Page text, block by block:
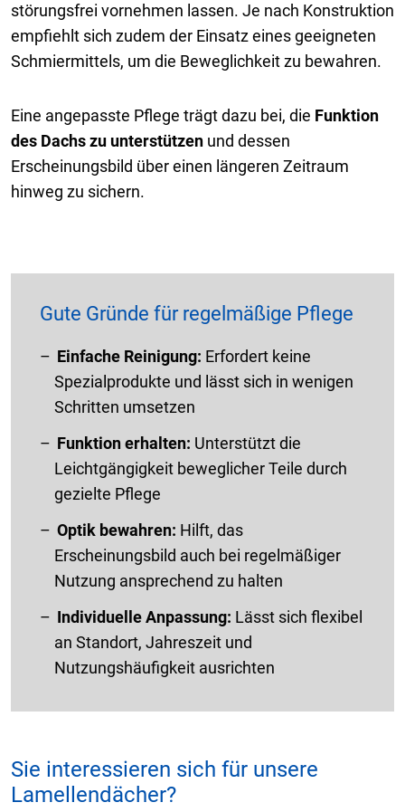
störungsfrei vornehmen lassen. Je nach Konstruktion
empfiehlt sich zudem der Einsatz eines geeigneten
Schmiermittels, um die Beweglichkeit zu bewahren.
Eine angepasste Pflege trägt dazu bei, die Funktion
des Dachs zu unterstützen und dessen
Erscheinungsbild über einen längeren Zeitraum
hinweg zu sichern.
Gute Gründe für regelmäßige Pflege
Einfache Reinigung: Erfordert keine
Spezialprodukte und lässt sich in wenigen
Schritten umsetzen
Funktion erhalten: Unterstützt die
Leichtgängigkeit beweglicher Teile durch
gezielte Pflege
Optik bewahren: Hilft, das
Erscheinungsbild auch bei regelmäßiger
Nutzung ansprechend zu halten
Individuelle Anpassung: Lässt sich flexibel
an Standort, Jahreszeit und
Nutzungshäufigkeit ausrichten
Sie interessieren sich für unsere
Lamellendächer?